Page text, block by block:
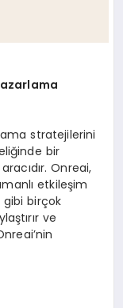
stratejilerini
bir
Onreai,
etkileşim
gibi birçok
ve